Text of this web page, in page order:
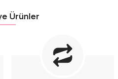
Ürünler
Mekik Rose Quartz Gümüş Yüzük